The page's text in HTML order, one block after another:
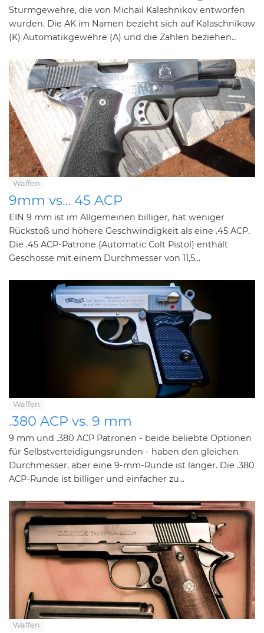
Sturmgewehre, die von Michail Kalashnikov entworfen
wurden. Die AK im Namen bezieht sich auf Kalaschnikow
(K) Automatikgewehre (A) und die Zahlen beziehen...
Waffen
9mm vs… 45 ACP
EIN 9 mm ist im Allgemeinen billiger, hat weniger
Rückstoß und höhere Geschwindigkeit als eine .45 ACP.
Die .45 ACP-Patrone (Automatic Colt Pistol) enthält
Geschosse mit einem Durchmesser von 11,5...
Waffen
.380 ACP vs. 9 mm
9 mm und .380 ACP Patronen - beide beliebte Optionen
für Selbstverteidigungsrunden - haben den gleichen
Durchmesser, aber eine 9-mm-Runde ist länger. Die .380
ACP-Runde ist billiger und einfacher zu...
Waffen